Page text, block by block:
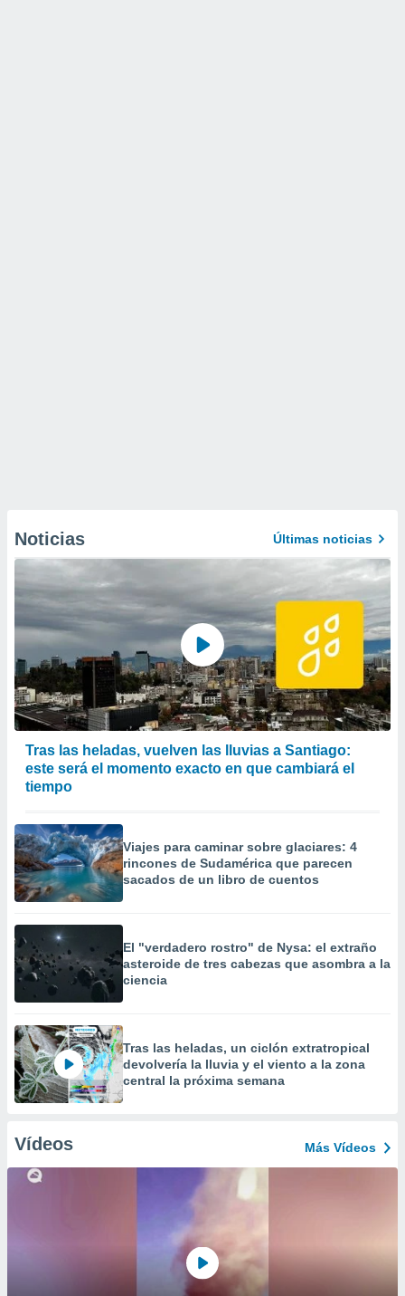
Noticias Últimas noticias
Tras las heladas, vuelven las lluvias a Santiago:
este será el momento exacto en que cambiará el
tiempo
Viajes para caminar sobre glaciares: 4
rincones de Sudamérica que parecen
sacados de un libro de cuentos
El "verdadero rostro" de Nysa: el extraño
asteroide de tres cabezas que asombra a la
ciencia
Tras las heladas, un ciclón extratropical
devolvería la lluvia y el viento a la zona
central la próxima semana
Vídeos Más Vídeos